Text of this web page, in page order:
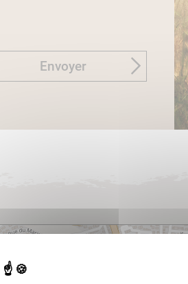
Envoyer